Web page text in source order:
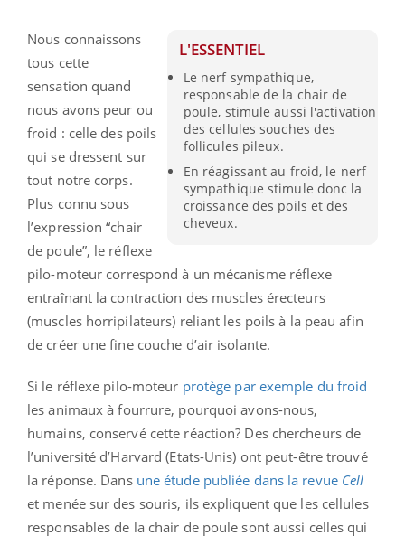
L'ESSENTIEL
Le nerf sympathique,
responsable de la chair de
poule, stimule aussi l'activation
des cellules souches des
follicules pileux.
En réagissant au froid, le nerf
sympathique stimule donc la
croissance des poils et des
cheveux.
Nous connaissons
tous cette
sensation quand
nous avons peur ou
froid : celle des poils
qui se dressent sur
tout notre corps.
Plus connu sous
l’expression “chair
de poule”, le réflexe
pilo-moteur correspond à un mécanisme réflexe
entraînant la contraction des muscles érecteurs
(muscles horripilateurs) reliant les poils à la peau afin
de créer une fine couche d’air isolante.
Si le réflexe pilo-moteur protège par exemple du froid
les animaux à fourrure, pourquoi avons-nous,
humains, conservé cette réaction? Des chercheurs de
l’université d’Harvard (Etats-Unis) ont peut-être trouvé
la réponse. Dans une étude publiée dans la revue Cell
et menée sur des souris, ils expliquent que les cellules
responsables de la chair de poule sont aussi celles qui